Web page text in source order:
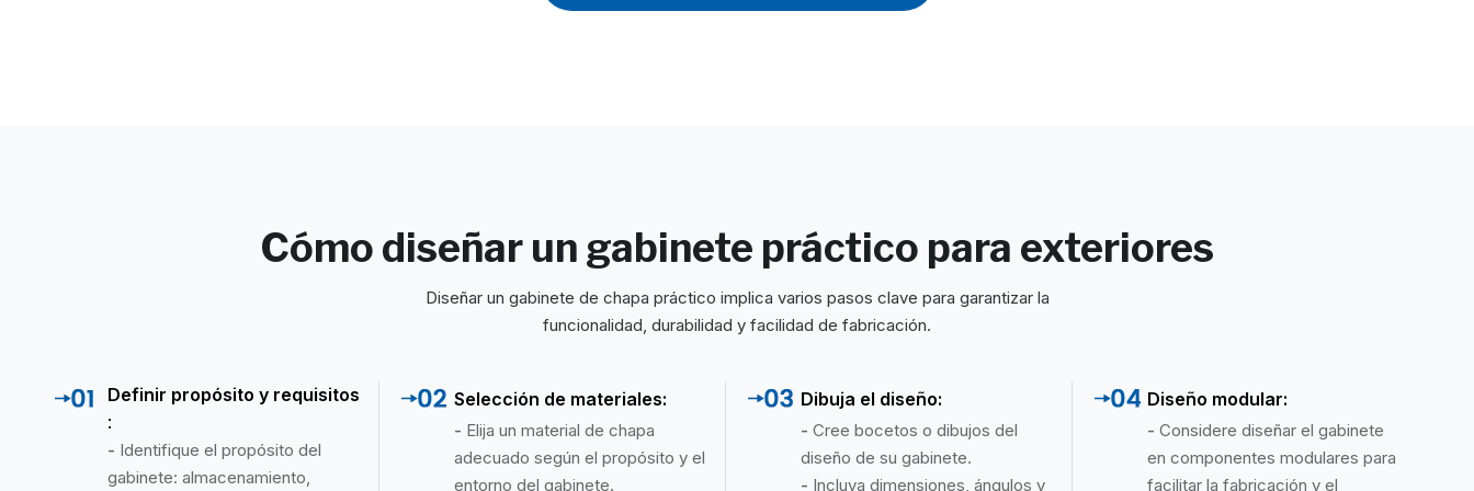
Cómo diseñar un gabinete práctico para exteriores
Diseñar un gabinete de chapa práctico implica varios pasos clave para garantizar la
funcionalidad, durabilidad y facilidad de fabricación.
Definir propósito y requisitos
:
- Identifique el propósito del
gabinete: almacenamiento,
Selección de materiales:
- Elija un material de chapa
adecuado según el propósito y el
entorno del gabinete.
Dibuja el diseño:
- Cree bocetos o dibujos del
diseño de su gabinete.
- Incluya dimensiones, ángulos y
Diseño modular:
- Considere diseñar el gabinete
en componentes modulares para
facilitar la fabricación y el